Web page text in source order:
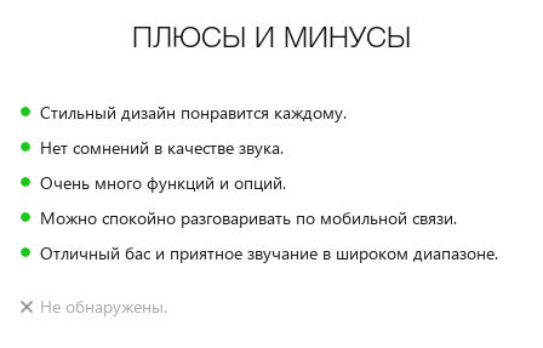
ПЛЮСЫ И МИНУСЫ
Стильный дизайн понравится каждому.
Нет сомнений в качестве звука.
Очень много функций и опций.
Можно спокойно разговаривать по мобильной связи.
Отличный бас и приятное звучание в широком диапазоне.
Не обнаружены.